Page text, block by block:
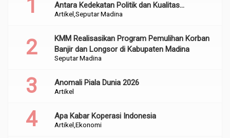
Artikel Seputar Madina
Antara Kedekatan Politik dan Kualitas
Perencanaan
Seputar Madina
KMM Realisasikan Program Pemulihan Korban
Banjir dan Longsor di Kabupaten Madina
Artikel
Anomali Piala Dunia 2026
Artikel Ekonomi
Apa Kabar Koperasi Indonesia